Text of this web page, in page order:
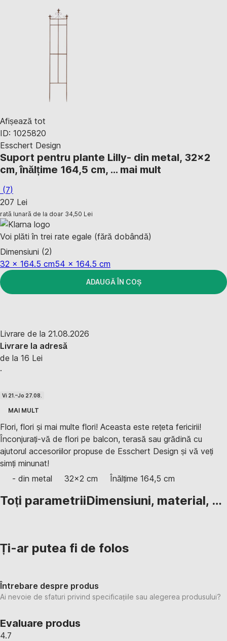
Afișează tot
ID: 1025820
Esschert Design
Suport pentru plante Lilly- din metal, 32x2
cm, înălțime 164,5 cm, … mai mult
(7)
207 Lei
rată lunară de la doar 34,50 Lei
Voi plăti în trei rate egale (fără dobândă)
Dimensiuni (2)
32 x 164.5 cm54 x 164.5 cm
ADAUGĂ ÎN COȘ
Livrare de la 21.08.2026
Livrare la adresă
de la 16 Lei
·
Vi 21.–Jo 27.08.
MAI MULT
Flori, flori și mai multe flori! Aceasta este rețeta fericirii!
Înconjurați-vă de flori pe balcon, terasă sau grădină cu
ajutorul accesoriilor propuse de Esschert Design și vă veți
simți minunat!
- din metal
32x2 cm Înălțime 164,5 cm
Toți parametriiDimensiuni, material, …
Ți-ar putea fi de folos
Întrebare despre produs
Ai nevoie de sfaturi privind specificațiile sau alegerea produsului?
Evaluare produs
4.7